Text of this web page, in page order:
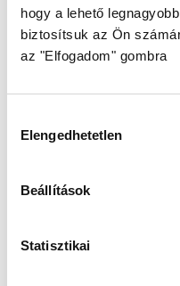
hogy a lehető
biztosítsuk az Ön
az "Elfogadom" gombra
kiválasztása
Elengedhetetlen
Beállítások
StatisztikaiMárkaszerviz